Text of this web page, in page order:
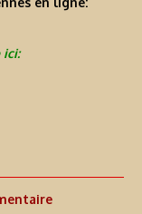
ici: